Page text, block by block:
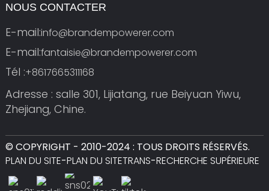
NOUS CONTACTER
E-mail:info@brandempowerer.com
E-mail:fantaisie@brandempowerer.com
Tél :+8617665311168
Adresse : salle 301, Lijiatang, rue Beiyuan Yiwu,
Zhejiang, Chine.
© COPYRIGHT - 2010-2024 : TOUS DROITS RÉSERVÉS.
PLAN DU SITE-PLAN DU SITETRANS-RECHERCHE SUPÉRIEURE